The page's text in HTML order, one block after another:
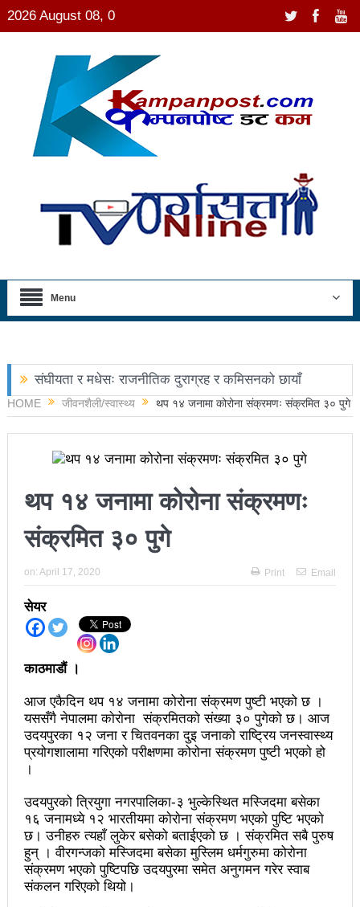
2026 August 08, 0
Menu
संघीयता र मधेसः राजनीतिक दुराग्रह र कमिसनको छायाँ
छोराले फलामको पाइपले हान्दा बाबुको मृत्यु
काङ्ग्रेस नेता मिश्रको आरोप : बालेन सरकारले सिमा क्षेत्रका
जनतालाई अनावश्यक दु:ख दियो
पूर्वप्रधानमन्त्री ओलीलाई पितृशोक
रञ्जु दर्शना विजयीः अधिकांश स्थानमा रास्वपा अगाडि
प्रतिनिधिसभा सदस्य निर्वाचनः ६० प्रतिशत मत खस्यो,
निर्वाचनले सङ्घीय लोकतान्त्रिक गणतन्त्रात्मक प्रणालीलाई
अझ सुदृढ बनाएको छः प्रचण्ड
आज प्रतिनिधिसभा सदस्य निर्वाचनः देशैभर मतदान जारी
बैतडीमा जन्तिबस दुर्घटनाः १३ जनाको मृत्यु
कविता – अपजश
पुरस्कार वितरणबिनै काउन्सिलले सम्पन्न गर्‍यो वार्षिकोत्सव
HOME जीवनशैली/स्वास्थ्य थप १४ जनामा कोरोना संक्रमणः संक्रमित ३० पुगे
थप १४ जनामा कोरोना संक्रमणः
संक्रमित ३० पुगे
on: April 17, 2020 Print Email
सेयर
काठमाडौं ।
आज एकैदिन थप १४ जनामा कोरोना संक्रमण पुष्टी भएको छ ।
यससँगै नेपालमा काेराेना संक्रमितकाे संख्या ३० पुगेकाे छ। आज
उदयपुरका १२ जना र चितवनका दुइ जनाको राष्ट्रिय जनस्वास्थ्य
प्रयोगशालामा गरिएको परीक्षणमा कोरोना संक्रमण पुष्टी भएकाे हो
।
उदयपुरको त्रियुगा नगरपालिका-३ भुल्केस्थित मस्जिदमा बसेका
१६ जनामध्ये १२ भारतीयमा काेराेना संक्रमण भएकाे पुष्टि भएकाे
छ। उनीहरु त्यहाँ लुकेर बसेको बताईएको छ । संक्रमित सबै पुरुष
हुन् । वीरगन्जको मस्जिदमा बसेका मुस्लिम धर्मगुरुमा कोरोना
संक्रमण भएको पुष्टिपछि उदयपुरमा समेत अनुगमन गरेर स्वाब
संकलन गरिएको थियो।